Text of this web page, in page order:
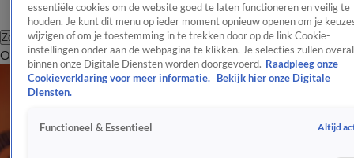
Zoeken
OverzichtEntertainmentSpraakmakendRealityCrimeVideo's
essentiële cookies om de website goed te laten functioneren en veilig te
houden. Je kunt dit menu op ieder moment opnieuw openen om je
wijzigen of om je toestemming in te trekken door op de link Cookie-
instellingen onder aan de webpagina te klikken. Je selecties zullen overal
binnen onze Digitale Diensten worden doorgevoerd. Raadpleeg onze
Cookieverklaring voor meer informatie.
Bekijk hier onze Digitale
Diensten.
Functioneel & Essentieel Altijd